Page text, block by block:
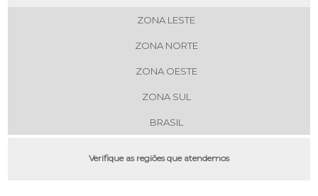
ZONA LESTE
ZONA NORTE
ZONA OESTE
ZONA SUL
BRASIL
Verifique as regiões que atendemos